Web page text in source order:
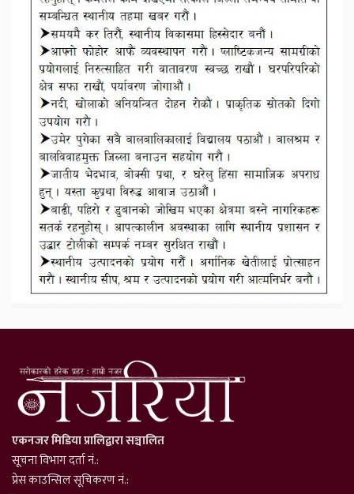
एकनजर मिडिया प्रालिद्वारा सञ्चालित
सूचना विभाग दर्ता नं.:
प्रेस काउन्सिल सूचिकरण नं.: